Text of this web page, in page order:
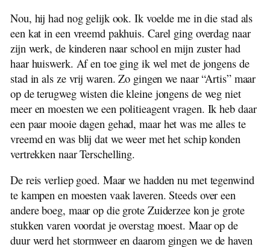
Nou, hij had nog gelijk ook. Ik voelde me in die stad als
een kat in een vreemd pakhuis. Carel ging overdag naar
zijn werk, de kinderen naar school en mijn zuster had
haar huiswerk. Af en toe ging ik wel met de jongens de
stad in als ze vrij waren. Zo gingen we naar “Artis” maar
op de terugweg wisten die kleine jongens de weg niet
meer en moesten we een politieagent vragen. Ik heb daar
een paar mooie dagen gehad, maar het was me alles te
vreemd en was blij dat we weer met het schip konden
vertrekken naar Terschelling.
De reis verliep goed. Maar we hadden nu met tegenwind
te kampen en moesten vaak laveren. Steeds over een
andere boeg, maar op die grote Zuiderzee kon je grote
stukken varen voordat je overstag moest. Maar op de
duur werd het stormweer en daarom gingen we de haven